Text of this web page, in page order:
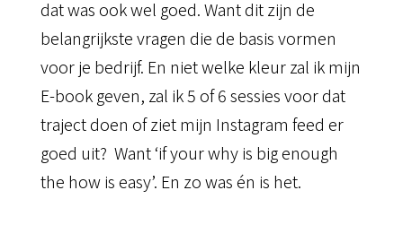
dat was ook wel goed. Want dit zijn de
belangrijkste vragen die de basis vormen
voor je bedrijf. En niet welke kleur zal ik mijn
E-book geven, zal ik 5 of 6 sessies voor dat
traject doen of ziet mijn Instagram feed er
goed uit? Want ‘if your why is big enough
the how is easy’. En zo was én is het.